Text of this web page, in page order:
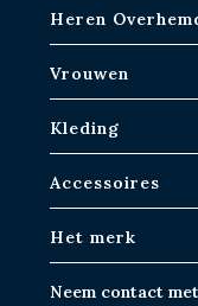
Verzendprocedures
Ruilen in Parijs-
Heren
Blauwe overhemden
Geruite overhemden
Korte Mouwen
Overhemden met
Klassiek Pasvorm
Vrouwen
Witte overhemden
Oversized Vrouwen
Albane
Kleding
Truien & Sweat
Polo's
Korte broek
Accessoires
Ondergoed
Manchetknopen
Het merk
Blog
Neem contact